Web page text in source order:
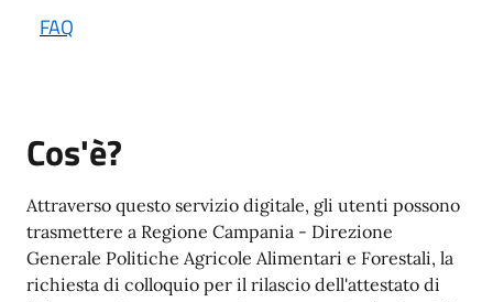
FAQ
Cos'è?
Attraverso questo servizio digitale, gli utenti possono
trasmettere a Regione Campania - Direzione
Generale Politiche Agricole Alimentari e Forestali, la
richiesta di colloquio per il rilascio dell'attestato di